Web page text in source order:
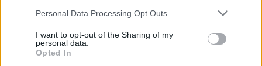
This information may also be disclosed by us to third parties
disclose it to other third parties.
Please note that this website/app uses one or more Google
Personal Data Processing Opt Outs
I want to opt-out of the Sharing of my
personal data.
Opted In